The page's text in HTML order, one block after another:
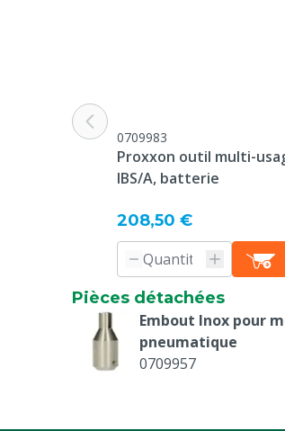
0709983
Proxxon outil multi-
IBS/A, batterie
208,50 €
Pièces détachées
Embout Inox pour
pneumatique
0709957